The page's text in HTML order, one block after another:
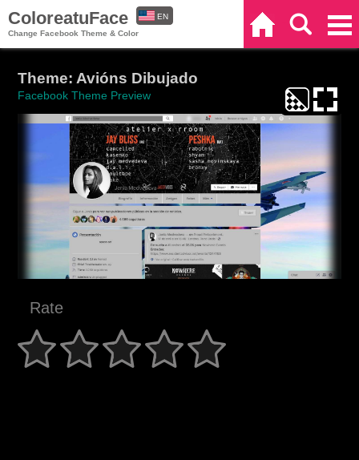
ColoreatuFace
Change Facebook Theme & Color
EN
Theme: Avións Dibujado
Facebook Theme Preview
Rate